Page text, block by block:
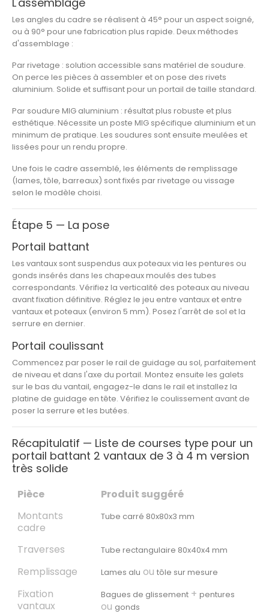
Les angles du cadre se réalisent à 45° pour un aspect soigné,
ou à 90° pour une fabrication plus rapide. Deux méthodes
d'assemblage :
Par rivetage : solution accessible sans matériel de soudure.
On perce les pièces à assembler et on pose des rivets
aluminium. Solide et suffisant pour un portail de taille standard.
Par soudure MIG aluminium : résultat plus robuste et plus
esthétique. Nécessite un poste MIG spécifique aluminium et un
minimum de pratique. Les soudures sont ensuite meulées et
lissées pour un rendu propre.
Une fois le cadre assemblé, les éléments de remplissage
(lames, tôle, barreaux) sont fixés par rivetage ou vissage
selon le modèle choisi.
Étape 5 — La pose
Portail battant
Les vantaux sont suspendus aux poteaux via les pentures ou
gonds insérés dans les chapeaux moulés des tubes
correspondants. Vérifiez la verticalité des poteaux au niveau
avant fixation définitive. Réglez le jeu entre vantaux et entre
vantaux et poteaux (environ 5 mm). Posez l'arrêt de sol et la
serrure en dernier.
Portail coulissant
Commencez par poser le rail de guidage au sol, parfaitement
de niveau et dans l'axe du portail. Montez ensuite les galets
sur le bas du vantail, engagez-le dans le rail et installez la
platine de guidage en tête. Vérifiez le coulissement avant de
poser la serrure et les butées.
Récapitulatif — Liste de courses type pour un
portail battant 2 vantaux de 3 à 4 m version
très solide
Pièce
Produit suggéré
Montants
cadre
Tube carré 80x80x3 mm
Traverses Tube rectangulaire 80x40x4 mm
Remplissage Lames alu ou tôle sur mesure
Fixation
vantaux
Bagues de glissement + pentures
ou gonds